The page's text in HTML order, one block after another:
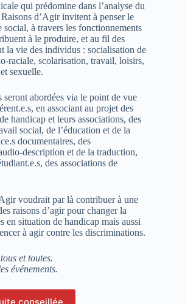
qui prédomine dans l’analyse du
d’Agir invitent à penser le
social, à travers les fonctionnements
à le produire, et au fil des
la vie des individus : socialisation de
raciale, scolarisation, travail, loisirs,
sexuelle.
seront abordées via le point de vue
en associant au projet des
handicap et leurs associations, des
social, de l’éducation et de la
documentaires, des
description et de la traduction,
des associations de
voudrait par là contribuer à une
raisons d’agir pour changer la
en situation de handicap mais aussi
à agir contre les discriminations.
et toutes.
événements.